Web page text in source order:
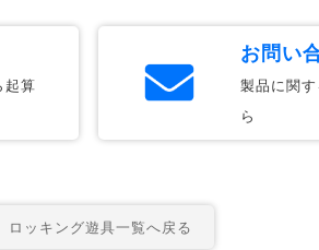
起算
お問い
製品に関
ら
ロッキング遊具一覧へ戻る